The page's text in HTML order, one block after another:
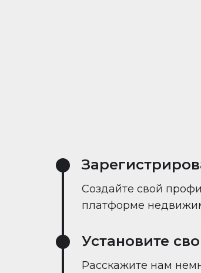
Создайте свой
платформе
Установите
Расскажите нам